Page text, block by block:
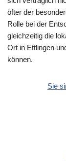
öfter der
Rolle bei der
gleichzeitig die
Ort in Ettlingen
können.
Sie